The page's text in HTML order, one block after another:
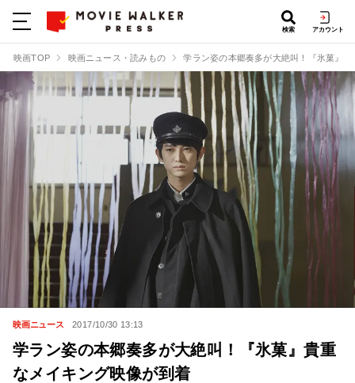
検索 アカウント
映画TOP 映画ニュース・読みもの 学ラン姿の本郷奏多が大絶叫！『氷菓』
映画ニュース 2017/10/30 13:13
学ラン姿の本郷奏多が大絶叫！『氷菓』貴重
なメイキング映像が到着